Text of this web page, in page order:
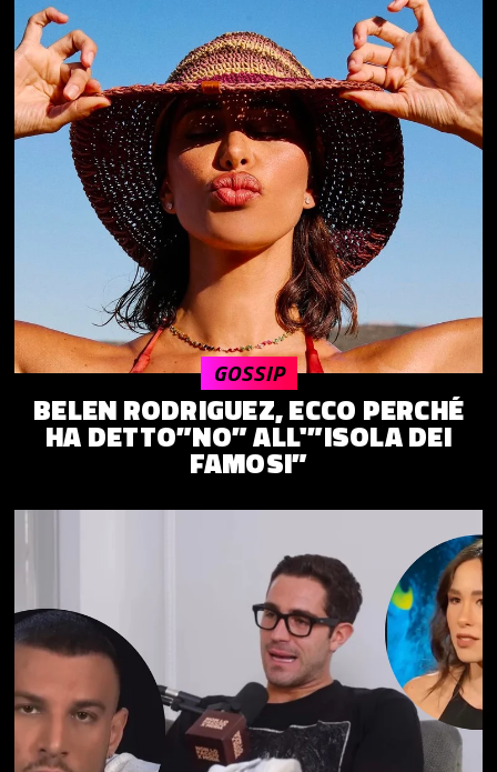
BELEN RODRIGUEZ, ECCO PERCHÉ
HA DETTO”NO” ALL'”ISOLA DEI
FAMOSI”
GOSSIP